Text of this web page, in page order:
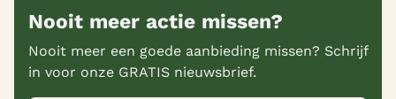
Nooit meer actie missen?
Nooit meer een goede aanbieding missen? Schrijf
in voor onze GRATIS nieuwsbrief.